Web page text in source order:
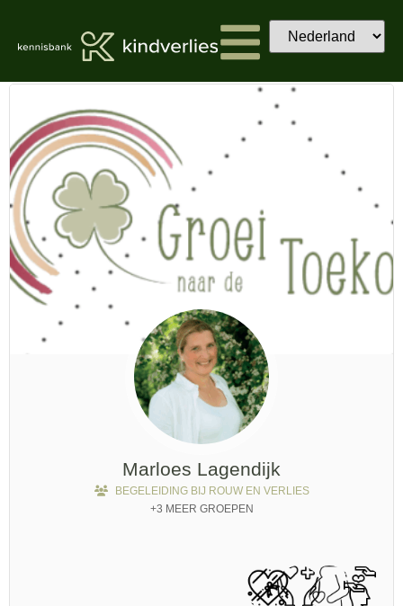
Marloes Lagendijk
BEGELEIDING BIJ ROUW EN VERLIES
+3 MEER GROEPEN